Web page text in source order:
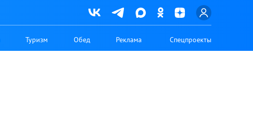
Туризм Обед Реклама Спецпроекты